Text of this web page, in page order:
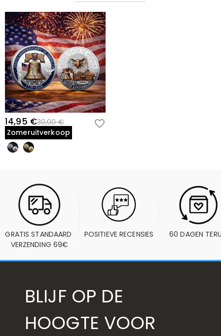
14,95 €30,00 €
Zomeruitverkoop
GRATIS STANDAARD
VERZENDING 69€
POSITIEVE RECENSIES 60 DAGEN
BLIJF OP DE
HOOGTE VOOR